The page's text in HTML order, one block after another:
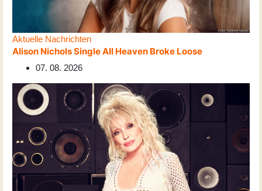
Aktuelle Nachrichten
Alison Nichols Single All Heaven Broke Loose
07. 08. 2026